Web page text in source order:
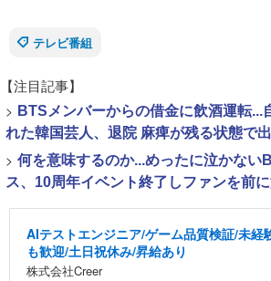
テレビ番組
【注目記事】
> BTSメンバーからの借金に飲酒運転...
れた韓国芸人、退院 麻痺が残る状態で
> 何を意味するのか...めったに泣かな
ス、10周年イベント終了しファンを前
AIテストエンジニア/ゲーム品質検証/未経
も歓迎/土日祝休み/昇給あり
株式会社Creer